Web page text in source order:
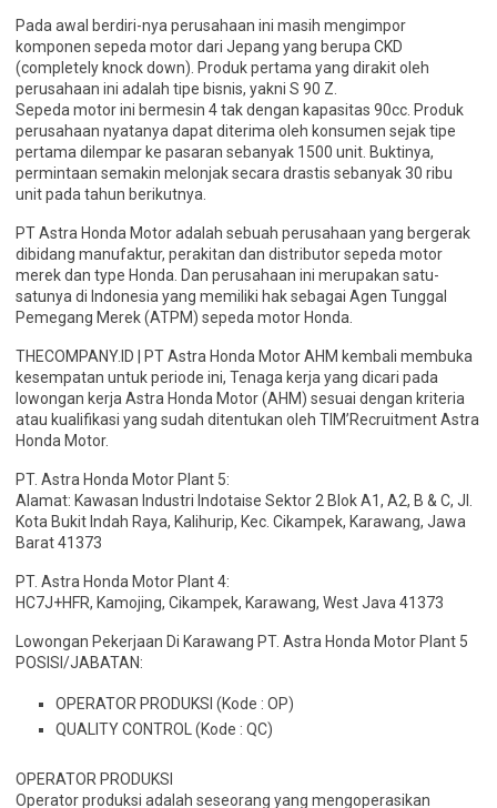
Pada awal berdiri-nya perusahaan ini masih mengimpor
komponen sepeda motor dari Jepang yang berupa CKD
(completely knock down). Produk pertama yang dirakit oleh
perusahaan ini adalah tipe bisnis, yakni S 90 Z.
Sepeda motor ini bermesin 4 tak dengan kapasitas 90cc. Produk
perusahaan nyatanya dapat diterima oleh konsumen sejak tipe
pertama dilempar ke pasaran sebanyak 1500 unit. Buktinya,
permintaan semakin melonjak secara drastis sebanyak 30 ribu
unit pada tahun berikutnya.
PT Astra Honda Motor adalah sebuah perusahaan yang bergerak
dibidang manufaktur, perakitan dan distributor sepeda motor
merek dan type Honda. Dan perusahaan ini merupakan satu-
satunya di Indonesia yang memiliki hak sebagai Agen Tunggal
Pemegang Merek (ATPM) sepeda motor Honda.
THECOMPANY.ID | PT Astra Honda Motor AHM kembali membuka
kesempatan untuk periode ini, Tenaga kerja yang dicari pada
lowongan kerja Astra Honda Motor (AHM) sesuai dengan kriteria
atau kualifikasi yang sudah ditentukan oleh TIM’Recruitment Astra
Honda Motor.
PT. Astra Honda Motor Plant 5:
Alamat: Kawasan Industri Indotaise Sektor 2 Blok A1, A2, B & C, Jl.
Kota Bukit Indah Raya, Kalihurip, Kec. Cikampek, Karawang, Jawa
Barat 41373
PT. Astra Honda Motor Plant 4:
HC7J+HFR, Kamojing, Cikampek, Karawang, West Java 41373
Lowongan Pekerjaan Di Karawang PT. Astra Honda Motor Plant 5
POSISI/JABATAN:
OPERATOR PRODUKSI (Kode : OP)
QUALITY CONTROL (Kode : QC)
OPERATOR PRODUKSI
Operator produksi adalah seseorang yang mengoperasikan